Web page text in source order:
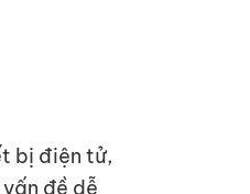
bị điện tử,
đề dễ